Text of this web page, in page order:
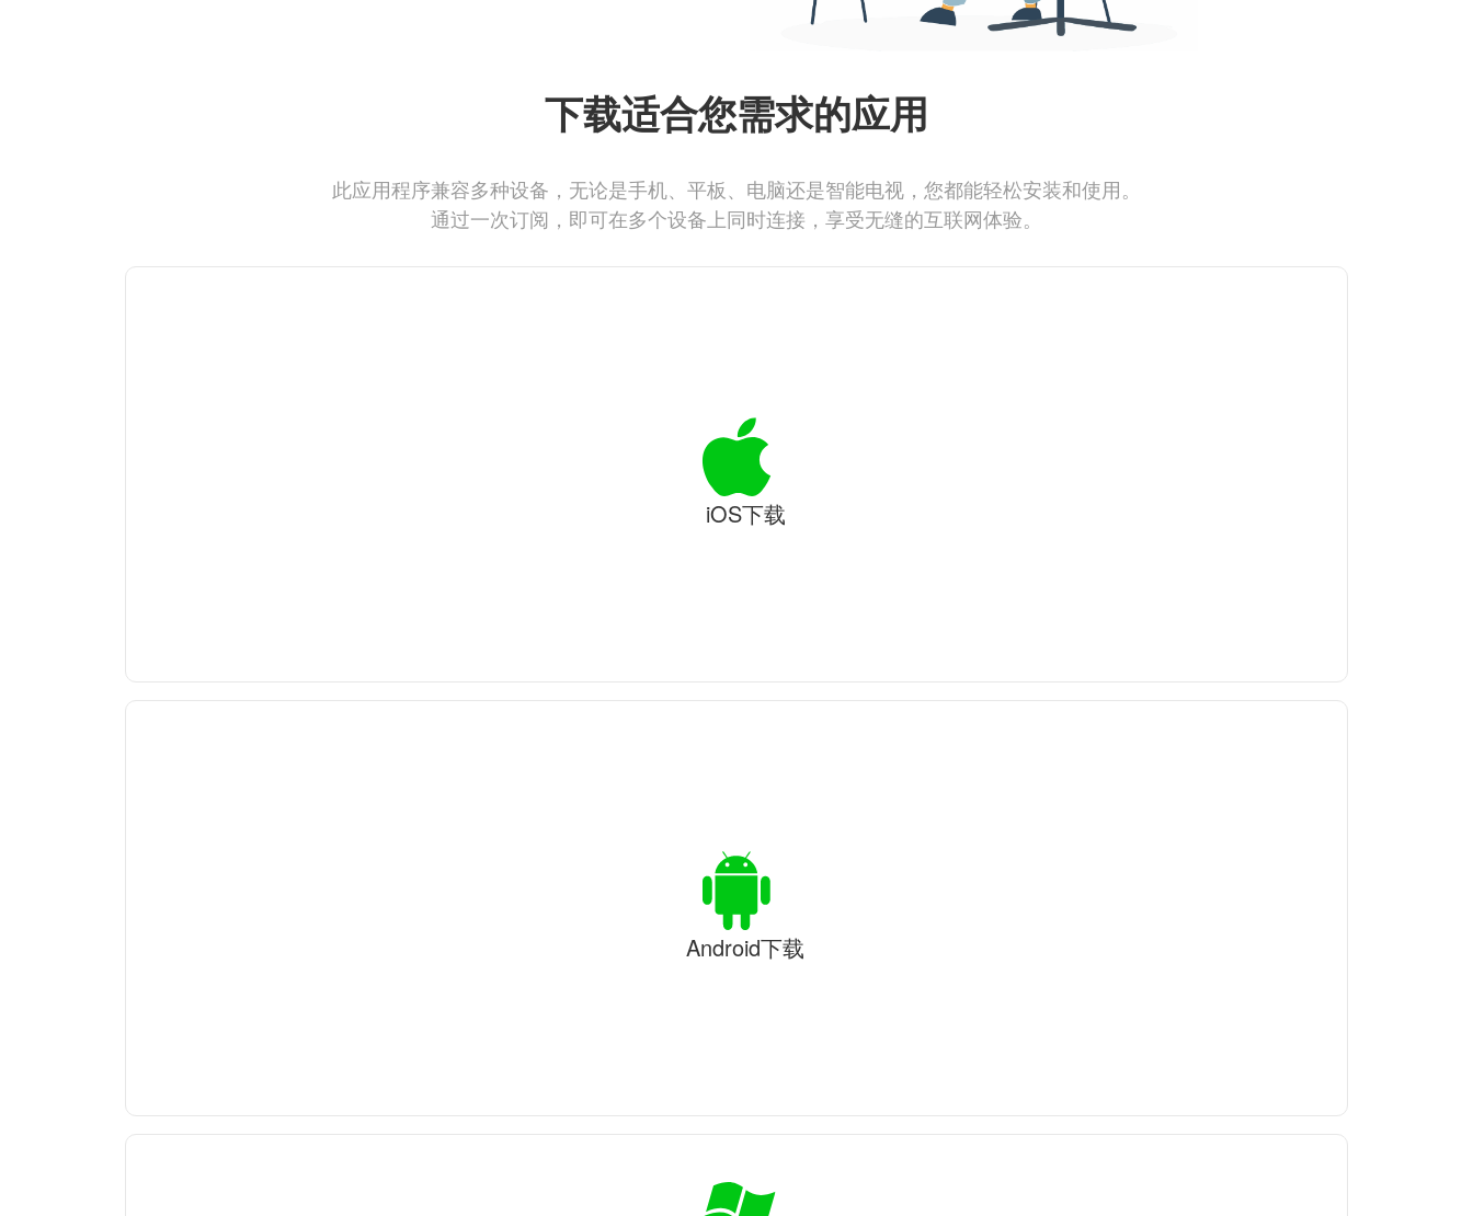
下载适合您需求的应用
此应用程序兼容多种设备，无论是手机、平板、电脑还是智能电视，您都能轻松安装和使用。
通过一次订阅，即可在多个设备上同时连接，享受无缝的互联网体验。
iOS下载
Android下载